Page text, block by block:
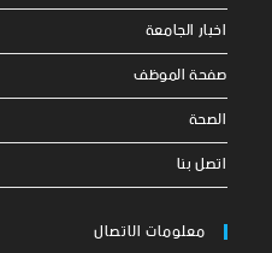
اخبار الجامعة
صفحة الموظف
الصحة
اتصل بنا
معلومات الاتصال